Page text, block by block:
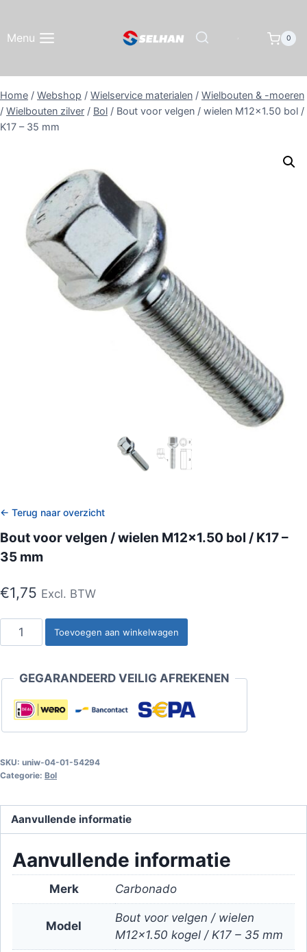
inhoud
Menu 0
Home / Webshop / Wielservice materialen / Wielbouten & -moeren
/ Wielbouten zilver / Bol / Bout voor velgen / wielen M12x1.50 bol /
K17 – 35 mm
← Terug naar overzicht
Bout voor velgen / wielen M12x1.50 bol / K17 –
35 mm
€1,75 Excl. BTW
Bout
voor
/
wielen
M12x1.50
/
K17
mm
aantal
Toevoegen aan winkelwagen
GEGARANDEERD VEILIG AFREKENEN
SKU: uniw-04-01-54294
Categorie: Bol
Aanvullende informatie
Aanvullende informatie
Merk Carbonado
Model
Bout voor velgen / wielen
M12x1.50 kogel / K17 – 35 mm